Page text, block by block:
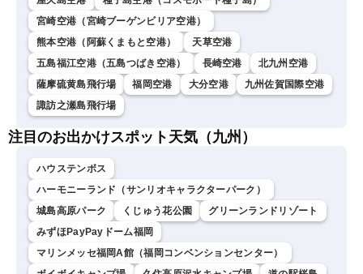
宮崎空港（宮崎ブーゲンビリア空港）
熊本空港（阿蘇くまもと空港）
天草空港
五島福江空港（五島つばき空港）
長崎空港
北九州空港
薩摩硫黄島飛行場
福岡空港 大分空港
九州佐賀国際空港
諏訪之瀬島飛行場
注目のお出かけスポット天気（九州）
ハウステンボス
ハーモニーランド（サンリオキャラクターパーク）
城島高原パーク
くじゅう花公園
グリーンランドリゾート
みずほPayPayドーム福岡
マリンメッセ福岡A館（福岡コンベンションセンター）